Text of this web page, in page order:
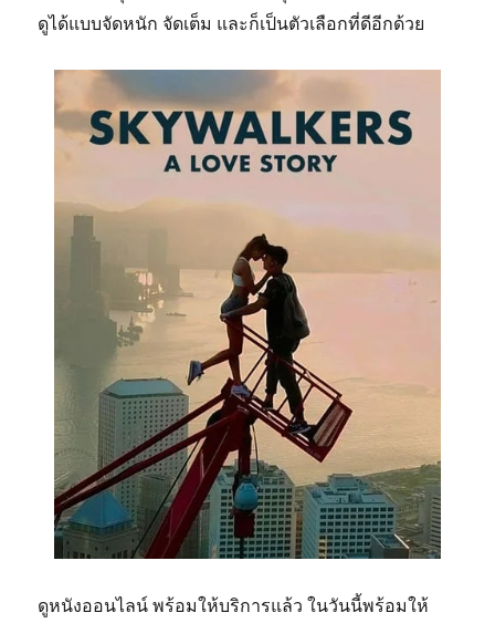
ดูได้แบบจัดหนัก จัดเต็ม และก็เป็นตัวเลือกที่ดีอีกด้วย
ดูหนังออนไลน์ พร้อมให้บริการแล้ว ในวันนี้พร้อมให้